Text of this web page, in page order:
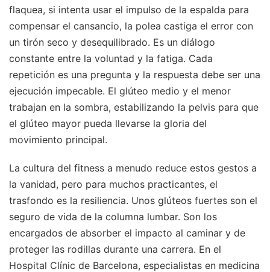
flaquea, si intenta usar el impulso de la espalda para
compensar el cansancio, la polea castiga el error con
un tirón seco y desequilibrado. Es un diálogo
constante entre la voluntad y la fatiga. Cada
repetición es una pregunta y la respuesta debe ser una
ejecución impecable. El glúteo medio y el menor
trabajan en la sombra, estabilizando la pelvis para que
el glúteo mayor pueda llevarse la gloria del
movimiento principal.
La cultura del fitness a menudo reduce estos gestos a
la vanidad, pero para muchos practicantes, el
trasfondo es la resiliencia. Unos glúteos fuertes son el
seguro de vida de la columna lumbar. Son los
encargados de absorber el impacto al caminar y de
proteger las rodillas durante una carrera. En el
Hospital Clínic de Barcelona, especialistas en medicina